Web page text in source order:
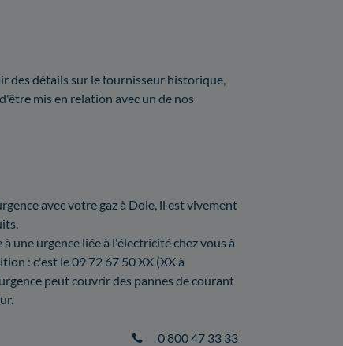
des détails sur le fournisseur historique,
mis en relation avec un de nos
avec votre gaz à Dole, il est vivement
une urgence liée à l'électricité chez vous à
: c'est le 09 72 67 50 XX (XX à
peut couvrir des pannes de courant
0 800 47 33 33